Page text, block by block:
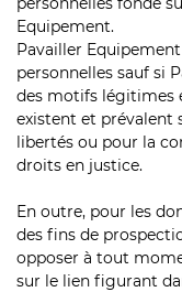
Equipement.
Pavailler
personnelles sauf si
des motifs légitimes
existent et prévalent
libertés ou pour la
droits en justice.
En outre, pour les
des fins de
opposer à tout
sur le lien figurant